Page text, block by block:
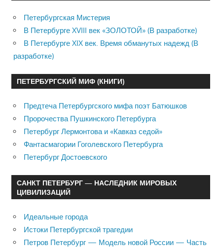
Петербургская Мистерия
В Петербурге XVIII век «ЗОЛОТОЙ» (В разработке)
В Петербурге XIX век. Время обманутых надежд (В
разработке)
ПЕТЕРБУРГСКИЙ МИФ (КНИГИ)
Предтеча Петербургского мифа поэт Батюшков
Пророчества Пушкинского Петербурга
Петербург Лермонтова и «Кавказ седой»
Фантасмагории Гоголевского Петербурга
Петербург Достоевского
САНКТ ПЕТЕРБУРГ — НАСЛЕДНИК МИРОВЫХ
ЦИВИЛИЗАЦИЙ
Идеальные города
Истоки Петербургской трагедии
Петров Петербург — Модель новой России — Часть